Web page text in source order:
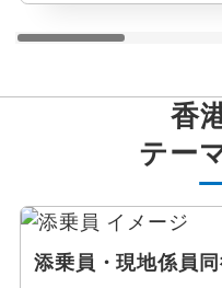
香
テー
添乗員・現地係員